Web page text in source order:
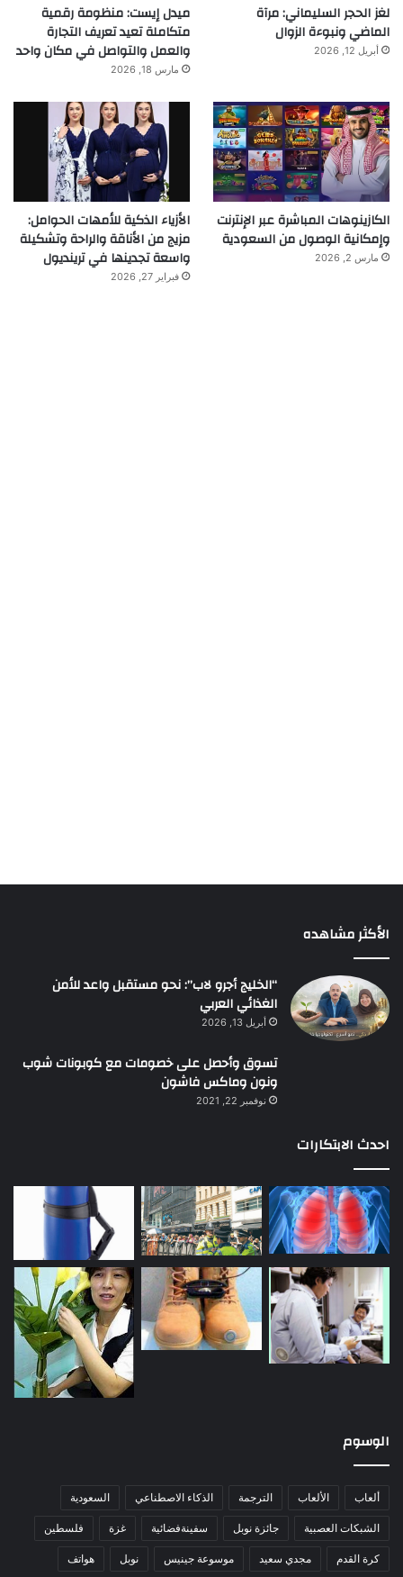
لغز الحجر السليماني: مرآة
الماضي ونبوءة الزوال
أبريل 12, 2026
ميدل إيست: منظومة رقمية
متكاملة تعيد تعريف التجارة
والعمل والتواصل في مكان واحد
مارس 18, 2026
الكازينوهات المباشرة عبر الإنترنت
وإمكانية الوصول من السعودية
مارس 2, 2026
الأزياء الذكية للأمهات الحوامل:
مزيج من الأناقة والراحة وتشكيلة
واسعة تجدينها في ترينديول
فبراير 27, 2026
الأكثر مشاهده
“الخليج أجرو لاب”: نحو مستقبل واعد للأمن
الغذائي العربي
أبريل 13, 2026
تسوق وأحصل على خصومات مع كوبونات شوب
ونون وماكس فاشون
نوفمبر 22, 2021
احدث الابتكارات
الوسوم
ألعاب الألعاب الترجمة الذكاء الاصطناعي السعودية
الشبكات العصبية جائزة نوبل سفينةفضائية غزة فلسطين
كرة القدم مجدي سعيد موسوعة جينيس نوبل هواتف